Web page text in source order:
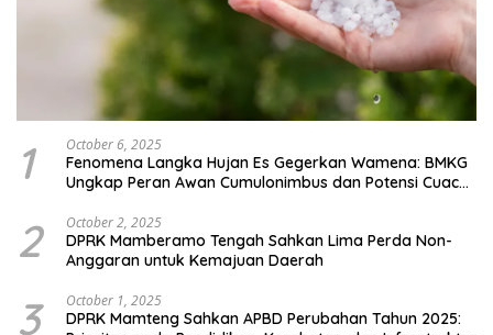
1 October 6, 2025
Fenomena Langka Hujan Es Gegerkan Wamena: BMKG
Ungkap Peran Awan Cumulonimbus dan Potensi Cuaca
2 October 2, 2025
DPRK Mamberamo Tengah Sahkan Lima Perda Non-
Anggaran untuk Kemajuan Daerah
3 October 1, 2025
DPRK Mamteng Sahkan APBD Perubahan Tahun 2025: